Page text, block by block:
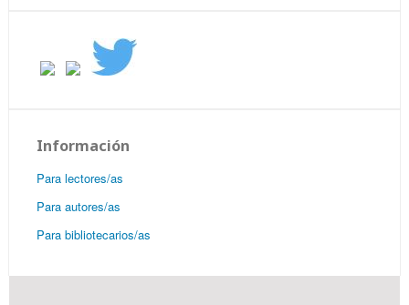
Información
Para lectores/as
Para autores/as
Para bibliotecarios/as